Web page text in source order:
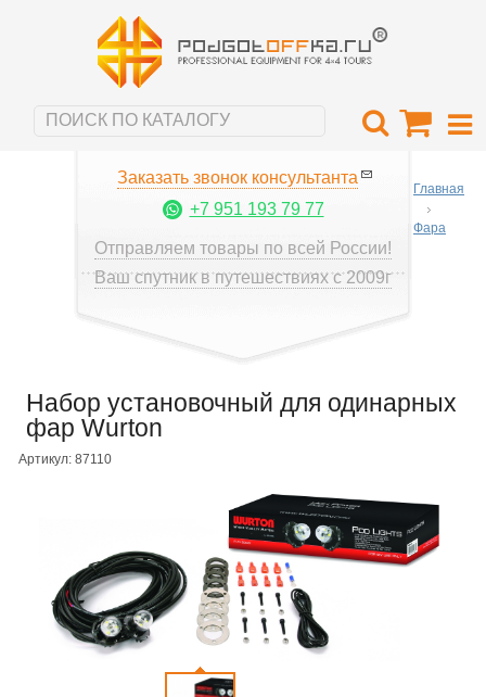
Заказать звонок консультанта
+7 951 193 79 77
Отправляем товары по всей России!
Ваш спутник в путешествиях с 2009г
Главная
Фара
Набор установочный для одинарных
фар Wurton
Артикул: 87110